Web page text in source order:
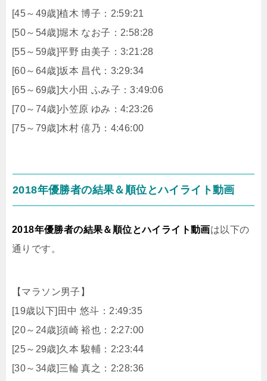
[45～49歳]植木 博子：2:59:21
[50～54歳]堀木 なお子：2:58:28
[55～59歳]平野 由美子：3:21:28
[60～64歳]坂本 昌代：3:29:34
[65～69歳]大小田 ふみ子：3:49:06
[70～74歳]小笠原 ゆみ：4:23:26
[75～79歳]木村 僖乃：4:46:00
2018年優勝者の結果＆順位とハイライト動画
2018年優勝者の結果＆順位とハイライト動画は以下の
通りです。
【マラソン男子】
[19歳以下]田中 悠斗：2:49:35
[20～24歳]須崎 裕也：2:27:00
[25～29歳]久本 駿輔：2:23:44
[30～34歳]三輪 真之：2:28:36